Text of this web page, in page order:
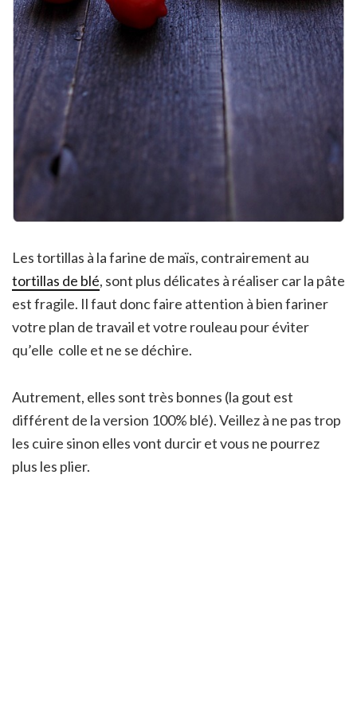
Les tortillas à la farine de maïs, contrairement au
tortillas de blé, sont plus délicates à réaliser car la pâte
est fragile. Il faut donc faire attention à bien fariner
votre plan de travail et votre rouleau pour éviter
qu’elle colle et ne se déchire.
Autrement, elles sont très bonnes (la gout est
différent de la version 100% blé). Veillez à ne pas trop
les cuire sinon elles vont durcir et vous ne pourrez
plus les plier.